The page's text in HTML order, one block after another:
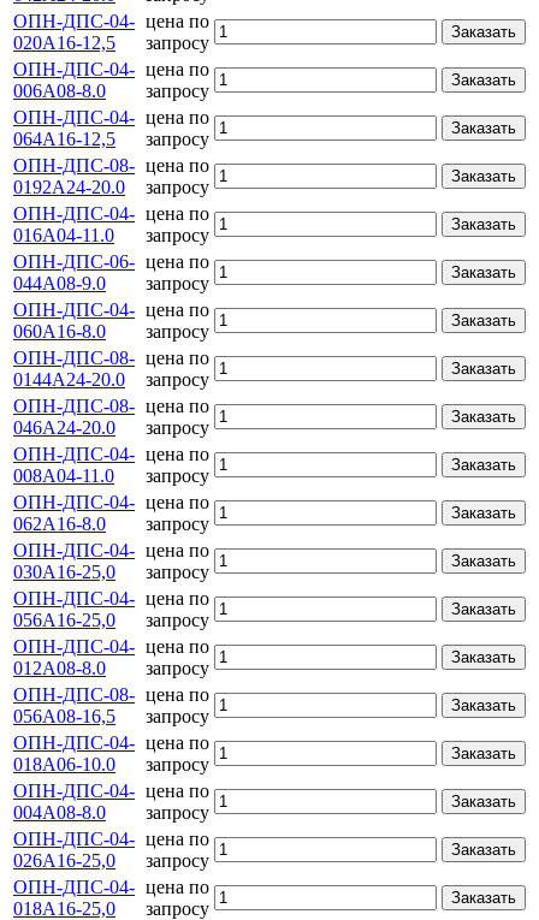
ОПН-ДПС-04-
020А16-12,5
цена по
запросу
Заказать
ОПН-ДПС-04-
006А08-8.0
цена по
запросу
Заказать
ОПН-ДПС-04-
064А16-12,5
цена по
запросу
Заказать
ОПН-ДПС-08-
0192А24-20.0
цена по
запросу
Заказать
ОПН-ДПС-04-
016А04-11.0
цена по
запросу
Заказать
ОПН-ДПС-06-
044А08-9.0
цена по
запросу
Заказать
ОПН-ДПС-04-
060А16-8.0
цена по
запросу
Заказать
ОПН-ДПС-08-
0144А24-20.0
цена по
запросу
Заказать
ОПН-ДПС-08-
046А24-20.0
цена по
запросу
Заказать
ОПН-ДПС-04-
008А04-11.0
цена по
запросу
Заказать
ОПН-ДПС-04-
062А16-8.0
цена по
запросу
Заказать
ОПН-ДПС-04-
030А16-25,0
цена по
запросу
Заказать
ОПН-ДПС-04-
056А16-25,0
цена по
запросу
Заказать
ОПН-ДПС-04-
012А08-8.0
цена по
запросу
Заказать
ОПН-ДПС-08-
056А08-16,5
цена по
запросу
Заказать
ОПН-ДПС-04-
018А06-10.0
цена по
запросу
Заказать
ОПН-ДПС-04-
004А08-8.0
цена по
запросу
Заказать
ОПН-ДПС-04-
026А16-25,0
цена по
запросу
Заказать
ОПН-ДПС-04-
018А16-25,0
цена по
запросу
Заказать